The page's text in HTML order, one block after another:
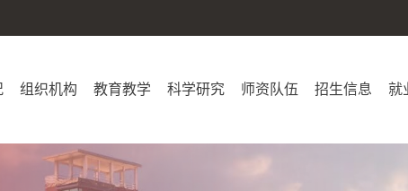
组织机构 教育教学 科学研究 师资队伍 招生信息 就